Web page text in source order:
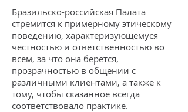
Бразильско-российская Палата
стремится к примерному этическому
поведению, характеризующемуся
честностью и ответственностью во
всем, за что она берется,
прозрачностью в общении с
различными клиентами, а также к
тому, чтобы сказанное всегда
соответствовало практике.